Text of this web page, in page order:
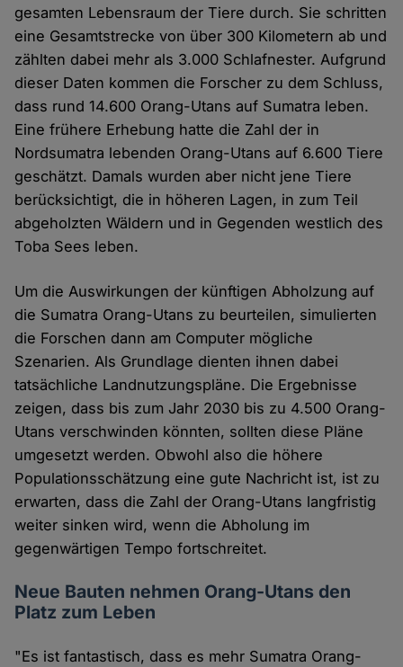
gesamten Lebensraum der Tiere durch. Sie schritten
eine Gesamtstrecke von über 300 Kilometern ab und
zählten dabei mehr als 3.000 Schlafnester. Aufgrund
dieser Daten kommen die Forscher zu dem Schluss,
dass rund 14.600 Orang-Utans auf Sumatra leben.
Eine frühere Erhebung hatte die Zahl der in
Nordsumatra lebenden Orang-Utans auf 6.600 Tiere
geschätzt. Damals wurden aber nicht jene Tiere
berücksichtigt, die in höheren Lagen, in zum Teil
abgeholzten Wäldern und in Gegenden westlich des
Toba Sees leben.
Um die Auswirkungen der künftigen Abholzung auf
die Sumatra Orang-Utans zu beurteilen, simulierten
die Forschen dann am Computer mögliche
Szenarien. Als Grundlage dienten ihnen dabei
tatsächliche Landnutzungspläne. Die Ergebnisse
zeigen, dass bis zum Jahr 2030 bis zu 4.500 Orang-
Utans verschwinden könnten, sollten diese Pläne
umgesetzt werden. Obwohl also die höhere
Populationsschätzung eine gute Nachricht ist, ist zu
erwarten, dass die Zahl der Orang-Utans langfristig
weiter sinken wird, wenn die Abholung im
gegenwärtigen Tempo fortschreitet.
Neue Bauten nehmen Orang-Utans den
Platz zum Leben
"Es ist fantastisch, dass es mehr Sumatra Orang-